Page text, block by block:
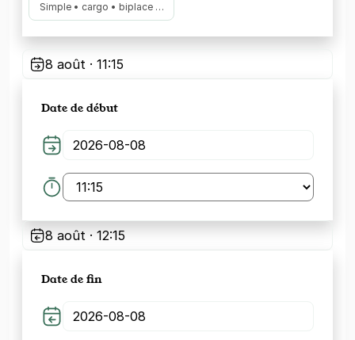
Simple • cargo • biplace …
8 août · 11:15
Date de début
8 août · 12:15
Date de fin